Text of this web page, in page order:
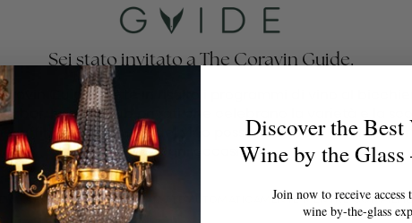
Sei stato invitato a The Coravin Guide.
Guide mette in risalto i programmi di vino al
bar, hotel e club privati che celebrano la varietà e la
affinché gli amanti del vino possano trovare il calice
per ogni occasione.
LE MODIFICHE VENGONO SALVATE AUTOMATICAMENTE MENTRE COMPILI
Discover the Best
Wine by the Glass
Join now to receive access
wine by-the-glass